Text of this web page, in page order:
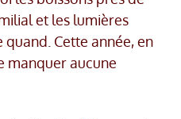
et les lumières
Cette année, en
manquer aucune